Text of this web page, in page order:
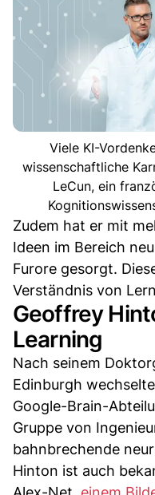
Viele KI-
wissenschaftliche
LeCun, ein
Zudem hat er mit
Ideen im Bereich
Furore gesorgt.
Verständnis von
Geoffrey
Learning
Nach seinem
Edinburgh
Google-Brain-
Gruppe von
bahnbrechende
Hinton ist auch